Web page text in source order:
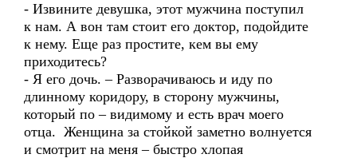
- Извините девушка, этот мужчина поступил
к нам. А вон там стоит его доктор, подойдите
к нему. Еще раз простите, кем вы ему
приходитесь?
- Я его дочь. – Разворачиваюсь и иду по
длинному коридору, в сторону мужчины,
который по – видимому и есть врач моего
отца. Женщина за стойкой заметно волнуется
и смотрит на меня – быстро хлопая